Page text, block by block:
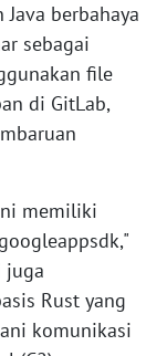
berbahaya
sebagai
file
di GitLab,
memiliki
juga
Rust yang
komunikasi